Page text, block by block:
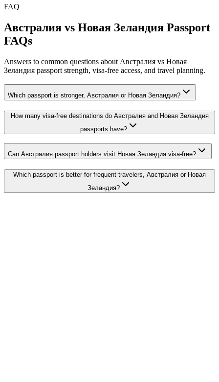
FAQ
Австралия vs Новая Зеландия Passport
FAQs
Answers to common questions about Австралия vs Новая
Зеландия passport strength, visa-free access, and travel planning.
Which passport is stronger, Австралия or Новая Зеландия?
How many visa-free destinations do Австралия and Новая Зеландия
passports have?
Can Австралия passport holders visit Новая Зеландия visa-free?
Which passport is better for frequent travelers, Австралия or Новая
Зеландия?